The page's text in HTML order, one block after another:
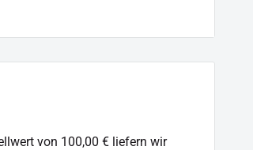
von 100,00 € liefern wir